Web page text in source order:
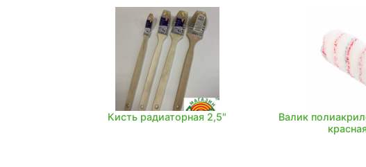
Кисть радиаторная 2,5"
Валик